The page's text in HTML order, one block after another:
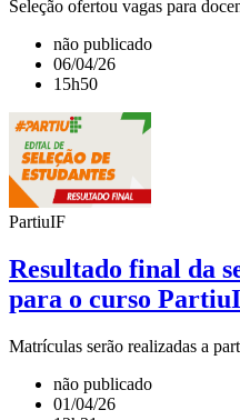
Seleção ofertou vagas para
não publicado
06/04/26
15h50
PartiuIF
Resultado final da
para o curso
Matrículas serão realizadas a
não publicado
01/04/26